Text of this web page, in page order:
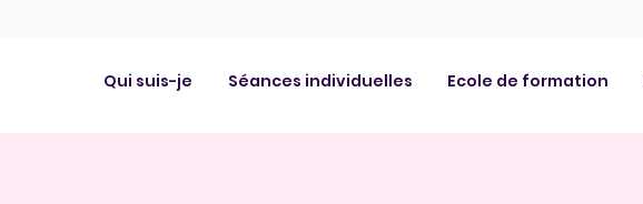
Qui suis-je Séances individuelles Ecole de formation